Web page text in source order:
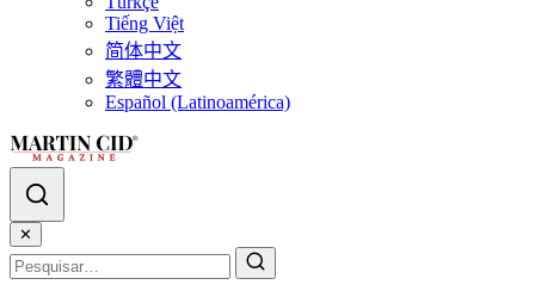
Tiếng Việt
简体中文
繁體中文
Español (Latinoamérica)
✕